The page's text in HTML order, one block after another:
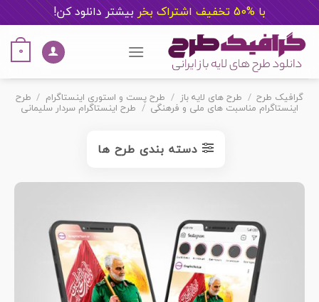
با %50 تخفیف اشتراک بخر بیشتر دانلود کن!
content
0
گرافیک طرح / طرح های لایه باز / طرح پست و استوری اینستاگرام / طرح
اینستاگرام مناسبت های ملی و فرهنگی / طرح اینستاگرام سردار سلیمانی
دسته بندی طرح ها